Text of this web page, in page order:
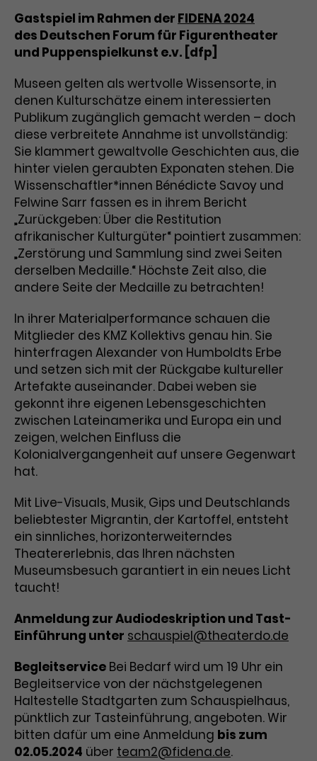
und es wird Zugang zu
geschützten Bereichen gewährt.
Name cookie_optin
Anbieter TYPO3
Laufzeit 1 Monat
Zweck
Enthält die gewählten Tracking-
Optin-Einstellungen.
Laufzeit 2 Jahre
Zweck
Dieses Cookie wird von Google
wird verwendet, um
Besucher*innen-, Sitzungs- und
Kampagnendaten zu berechnen
und die Nutzung der Website für
den Analysebericht der Website zu
verfolgen. Die Cookies speichern
Informationen anonym und weisen
eine zufallsgenerierte Nummer zu,
um Besuche zu erkennen.
Name _gid
Anbieter Google Analytics
Laufzeit 1 Tag
Dieses Cookie wird von Google
Analytics installiert. Das Cookie
wird verwendet, um Informationen
darüber zu speichern, wie
Besucher*innen eine Website
nutzen, und hilft bei der Erstellung
eines Analyseberichts über die
erhobenen Daten umfassen in
anonymisierter Form die Anzahl
der Besuche, die Quelle, aus der sie
stammen, und die besuchten
Seiten.
Name _gat_UA-63561367-1
Laufzeit 1 Minute
Das ist ein von Google Analytics
gesetztes Cookie. Bestimmte
Daten werden nur maximal einmal
Marketing
Diese Gruppe beinhaltet alle Scripte, die es uns
ermöglichen die Leistung unserer
Werbekampagnen zu analysieren und
uns dabei Werbeanzeigen und Inhalte besser auf
die Interessen unserer Nutzer abzustimmen.
Name
_gcl_au
Anbieter Google Ads
Laufzeit 3 Monate
Zweck
Wird von Google verwendet, um
die Effizienz von Werbeanzeigen zu
messen und Conversions zu
speichern. Dieses Cookie hilft dabei
nachzuvollziehen, ob Nutzer über
Google-Anzeigen auf unsere
Name _gcl_aw
Anbieter Google Ads
Laufzeit 3 Monate
Zweck
Dieses Cookie speichert
dient der Zuordnung von
Conversions zu Google Ads-
Kampagnen.
Name
Anbieter Google / DoubleClick
Zweck
Dieses Cookie wird verwendet, um
Nutzerinteraktionen mit
Werbeanzeigen zu messen und
Remarketing-Funktionen
bereitzustellen.
Cookie-Informationen
Gastspiel im Rahmen der FIDENA 2024
des Deutschen Forum für Figurentheater
und Puppenspielkunst e.v. [dfp]
Museen gelten als wertvolle Wissensorte, in
denen Kulturschätze einem interessierten
Publikum zugänglich gemacht werden – doch
diese verbreitete Annahme ist unvollständig:
Sie klammert gewaltvolle Geschichten aus, die
hinter vielen geraubten Exponaten stehen. Die
Wissenschaftler*innen Bénédicte Savoy und
Felwine Sarr fassen es in ihrem Bericht
„Zurückgeben: Über die Restitution
afrikanischer Kulturgüter“ pointiert zusammen:
„Zerstörung und Sammlung sind zwei Seiten
derselben Medaille.“ Höchste Zeit also, die
andere Seite der Medaille zu betrachten!
In ihrer Materialperformance schauen die
Mitglieder des KMZ Kollektivs genau hin. Sie
hinterfragen Alexander von Humboldts Erbe
und setzen sich mit der Rückgabe kultureller
Artefakte auseinander. Dabei weben sie
gekonnt ihre eigenen Lebensgeschichten
zwischen Lateinamerika und Europa ein und
zeigen, welchen Einfluss die
Kolonialvergangenheit auf unsere Gegenwart
hat.
Mit Live-Visuals, Musik, Gips und Deutschlands
beliebtester Migrantin, der Kartoffel, entsteht
ein sinnliches, horizonterweiterndes
Theatererlebnis, das Ihren nächsten
Museumsbesuch garantiert in ein neues Licht
taucht!
Anmeldung zur Audiodeskription und Tast-
Einführung unter schauspiel@theaterdo.de
Begleitservice Bei Bedarf wird um 19 Uhr ein
Begleitservice von der nächstgelegenen
Haltestelle Stadtgarten zum Schauspielhaus,
pünktlich zur Tasteinführung, angeboten. Wir
bitten dafür um eine Anmeldung bis zum
02.05.2024 über team2@fidena.de.